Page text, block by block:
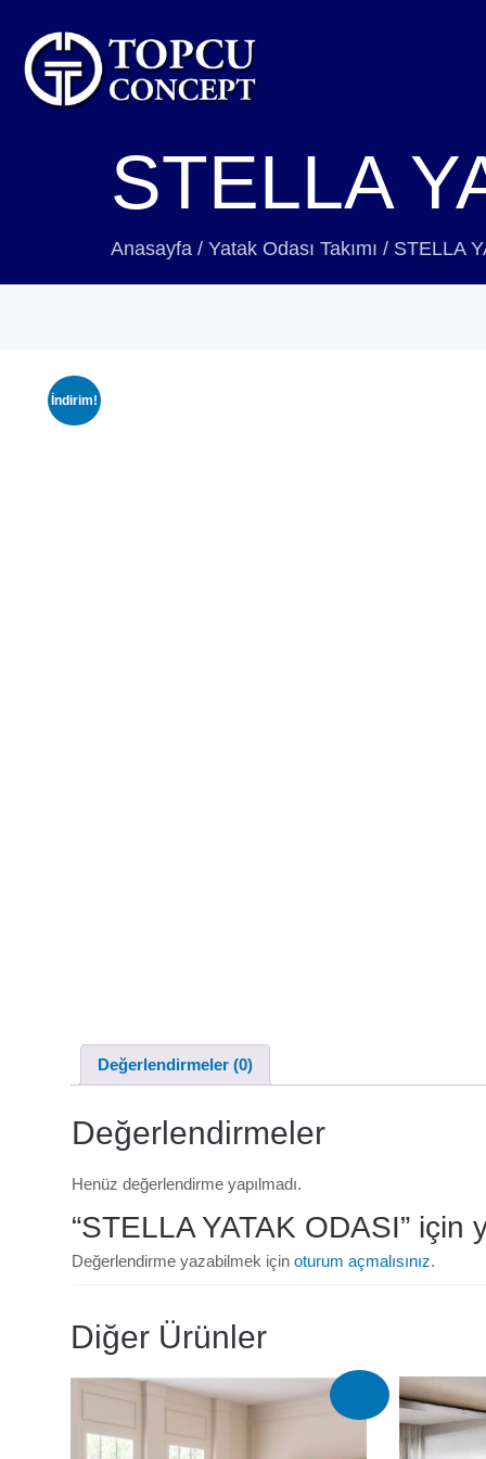
STELLA
Anasayfa / Yatak Odası Takımı / STELLA
İndirim!
Değerlendirmeler (0)
Değerlendirmeler
Henüz değerlendirme yapılmadı.
“STELLA YATAK ODASI”
Değerlendirme yazabilmek için oturum açmalısınız.
Diğer Ürünler